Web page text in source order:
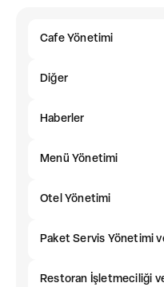
Cafe Yönetimi
Diğer
Haberler
Menü Yönetimi
Otel Yönetimi
Paket Servis Yönetimi
Restoran İşletmeciliği